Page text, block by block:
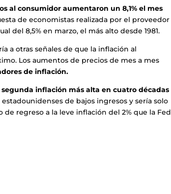
al consumidor aumentaron un 8,1% el mes
de economistas realizada por el proveedor
del 8,5% en marzo, el más alto desde 1981.
a otras señales de que la inflación al
Los aumentos de precios de mes a mes
de inflación.
inflación más alta en cuatro décadas
de bajos ingresos y sería solo
regreso a la leve inflación del 2% que la Fed